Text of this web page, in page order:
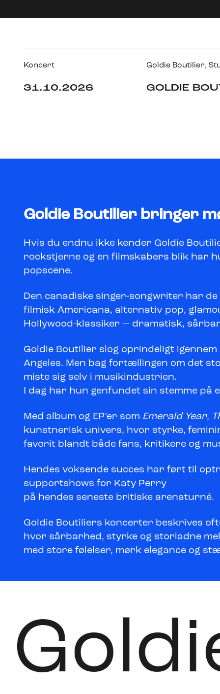
Koncert Goldie Boutilier,
31.10.2026 GOLDIE
Goldie Boutilier bringer
Hvis du endnu ikke kender Goldie
rockstjerne og en filmskabers blik har
popscene.
Den canadiske singer-songwriter har
filmisk Americana, alternativ pop,
Hollywood-klassiker — dramatisk,
Goldie Boutilier slog oprindeligt
Angeles. Men bag fortællingen om det
miste sig selv i musikindustrien.
I dag har hun genfundet sin stemme på
Med album og EP’er som Emerald Year,
kunstnerisk univers, hvor styrke,
favorit blandt både fans, kritikere og
Hendes voksende succes har ført til
supportshows for Katy Perry
på hendes seneste britiske arenaturné.
Goldie Boutiliers koncerter beskrives
hvor sårbarhed, styrke og storladne
med store følelser, mørk elegance og